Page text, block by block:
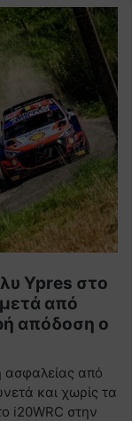
Ypres στο
από
απόδοση ο
ασφαλείας από
και χωρίς τα
i20WRC στην